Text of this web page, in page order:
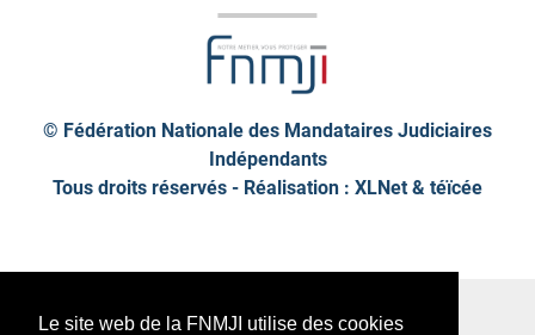
Le site web de la FNMJI utilise des cookies
© Fédération Nationale des Mandataires Judiciaires
Indépendants
Tous droits réservés - Réalisation : XLNet & téïcée
Mentions légales